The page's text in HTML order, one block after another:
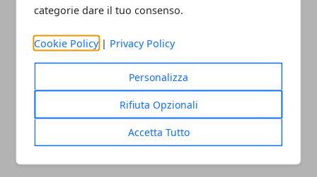
categorie dare il tuo consenso.
Cookie Policy | Privacy Policy
Personalizza
Rifiuta Opzionali
Accetta Tutto
previste per l’iscrizione della società alla
Facebook
TwitterWhatsapp